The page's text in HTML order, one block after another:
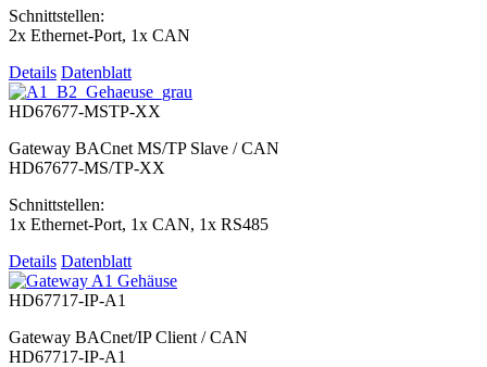
Schnittstellen:
2x Ethernet-Port, 1x CAN
Details Datenblatt
HD67677-MSTP-XX
Gateway BACnet MS/TP Slave / CAN
HD67677-MS/TP-XX
Schnittstellen:
1x Ethernet-Port, 1x CAN, 1x RS485
Details Datenblatt
HD67717-IP-A1
Gateway BACnet/IP Client / CAN
HD67717-IP-A1